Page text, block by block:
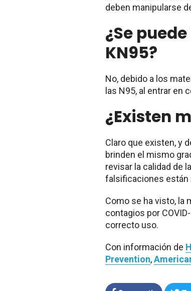
deben manipularse
¿Se
KN95?
No, debido a los
las N95, al entrar en
¿Existen
Claro que existen, y
brinden el mismo
revisar la calidad de
falsificaciones están
Como se ha visto, la
contagios por
correcto uso.
Con información de
Prevention,